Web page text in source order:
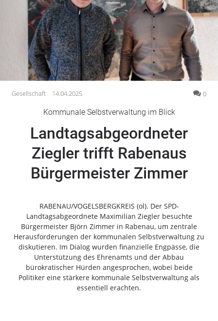
Gesundheit
Kultur
Lifestyle
Wirtschaft
Vogelsberg
Alsfeld
Romrod
Homberg
Ohm
Schotten
Antrifttal
Feldatal
Freiensteinau
Gemünden
Grebenau
Grebenhain
Herbstein
Gesellschaft 14.04.2025 0
Kommunale Selbstverwaltung im Blick
Landtagsabgeordneter
Ziegler trifft Rabenaus
Bürgermeister Zimmer
RABENAU/VOGELSBERGKREIS (ol). Der SPD-
Landtagsabgeordnete Maximilian Ziegler besuchte
Bürgermeister Björn Zimmer in Rabenau, um zentrale
Herausforderungen der kommunalen Selbstverwaltung zu
diskutieren. Im Dialog wurden finanzielle Engpässe, die
Unterstützung des Ehrenamts und der Abbau
bürokratischer Hürden angesprochen, wobei beide
Politiker eine stärkere kommunale Selbstverwaltung als
essentiell erachten.